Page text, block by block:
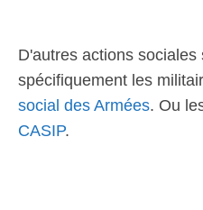
D'autres actions sociales
spécifiquement les
social des Armées. Ou
CASIP.